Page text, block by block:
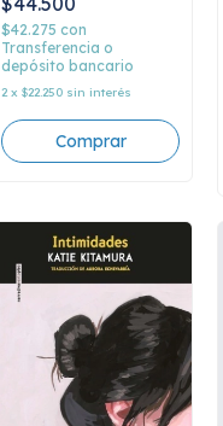
$42.275 con
Transferencia o
depósito bancario
2 x $22.250 sin interés